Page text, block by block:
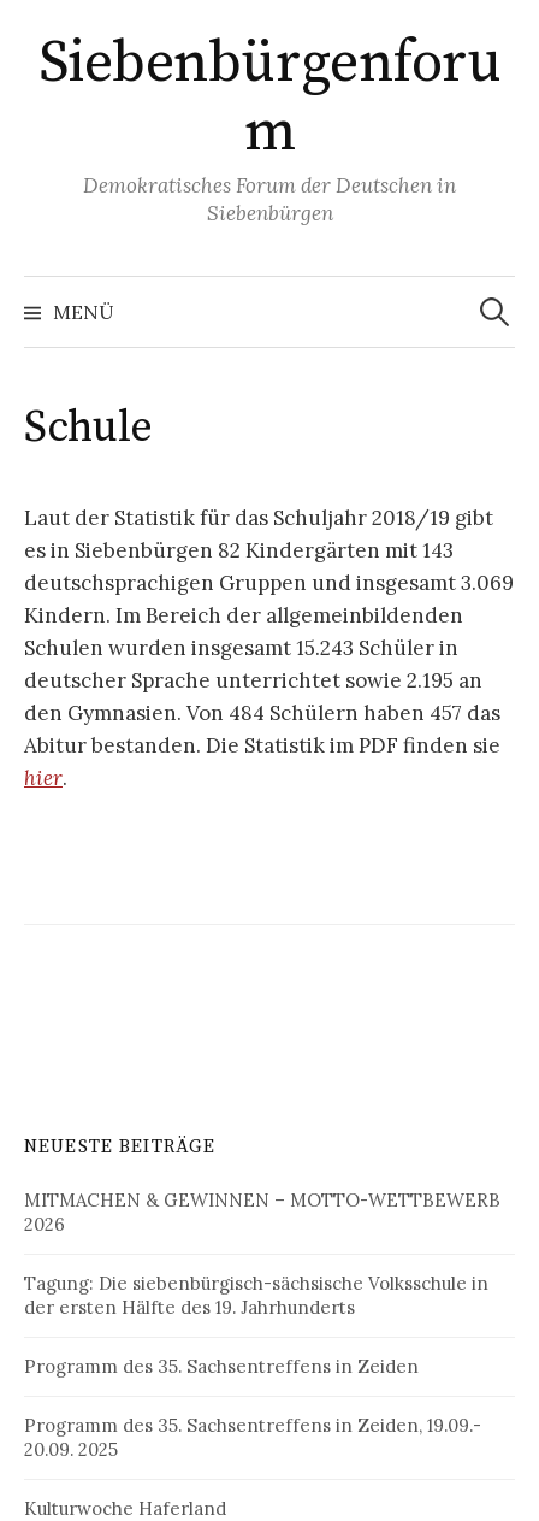
zum
Inhalt
Siebenbürgenforu
m
Demokratisches Forum der Deutschen in
Siebenbürgen
MENÜ
Suchen
nach:
Schule
Laut der Statistik für das Schuljahr 2018/19 gibt
es in Siebenbürgen 82 Kindergärten mit 143
deutschsprachigen Gruppen und insgesamt 3.069
Kindern. Im Bereich der allgemeinbildenden
Schulen wurden insgesamt 15.243 Schüler in
deutscher Sprache unterrichtet sowie 2.195 an
den Gymnasien. Von 484 Schülern haben 457 das
Abitur bestanden. Die Statistik im PDF finden sie
hier.
NEUESTE BEITRÄGE
MITMACHEN & GEWINNEN – MOTTO-WETTBEWERB
2026
Tagung: Die siebenbürgisch-sächsische Volksschule in
der ersten Hälfte des 19. Jahrhunderts
Programm des 35. Sachsentreffens in Zeiden
Programm des 35. Sachsentreffens in Zeiden, 19.09.-
20.09. 2025
Kulturwoche Haferland